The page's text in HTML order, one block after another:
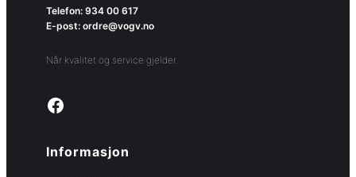
Telefon: 934 00 617
E-post: ordre@vogv.no
Når kvalitet og service gjelder.
Link to facebook page
Informasjon